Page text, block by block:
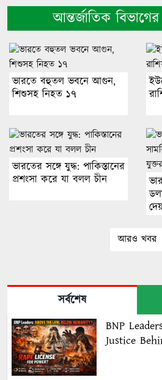
আন্তর্জাতিক
ভারতে বহুতল ভবনে আগুন,
শিশুসহ নিহত ১৭
ভারতের সঙ্গে যুদ্ধ: পাকিস্তানের
প্রশংসা করে যা বলল চীন
আরও খবর
সর্বশেষ
BNP
Justice